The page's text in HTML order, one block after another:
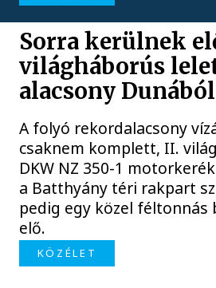
Sorra kerülnek
világháborús
alacsony Dunából
A folyó rekordalacsony
csaknem komplett, II.
DKW NZ 350-1
a Batthyány téri rakpart
pedig egy közel
elő.
KÖZÉLET